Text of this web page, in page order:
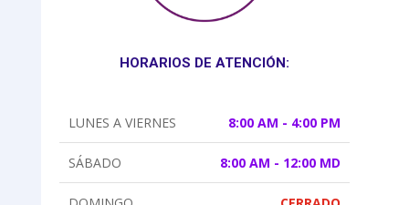
HORARIOS DE ATENCIÓN:
LUNES A VIERNES 8:00 AM - 4:00 PM
SÁBADO 8:00 AM - 12:00 MD